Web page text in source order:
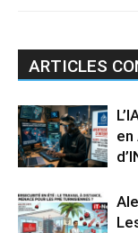
ARTICLES
en